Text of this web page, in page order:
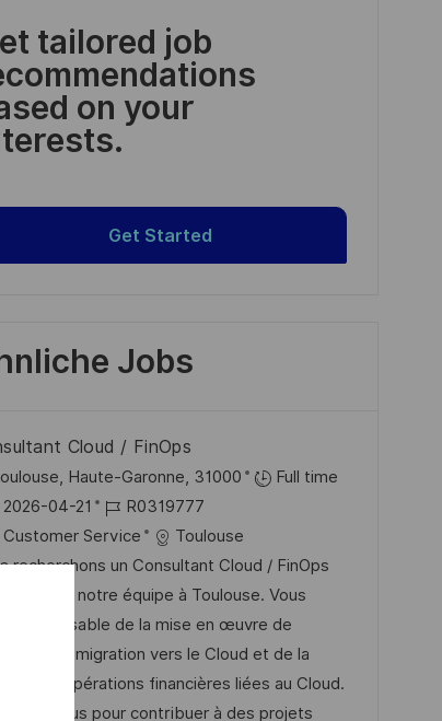
tailored job
on your
Get Started
Jobs
Cloud / FinOps
Haute-Garonne, 31000
Full time
2026-04-21
J
o
b
-
I
D
R0319777
Customer Service
Toulouse
recherchons un Consultant Cloud / FinOps
rejoindre notre équipe à Toulouse. Vous
responsable de la mise en œuvre de
de migration vers le Cloud et de la
des opérations financières liées au Cloud.
nous pour contribuer à des projets